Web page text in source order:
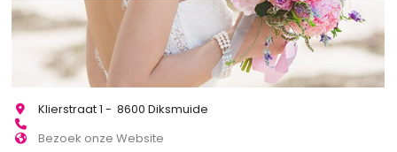
Klierstraat 1 - 8600 Diksmuide
Bezoek onze Website